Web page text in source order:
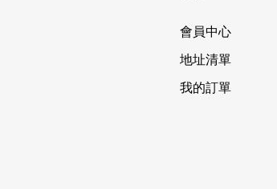
會員中心
地址清單
我的訂單